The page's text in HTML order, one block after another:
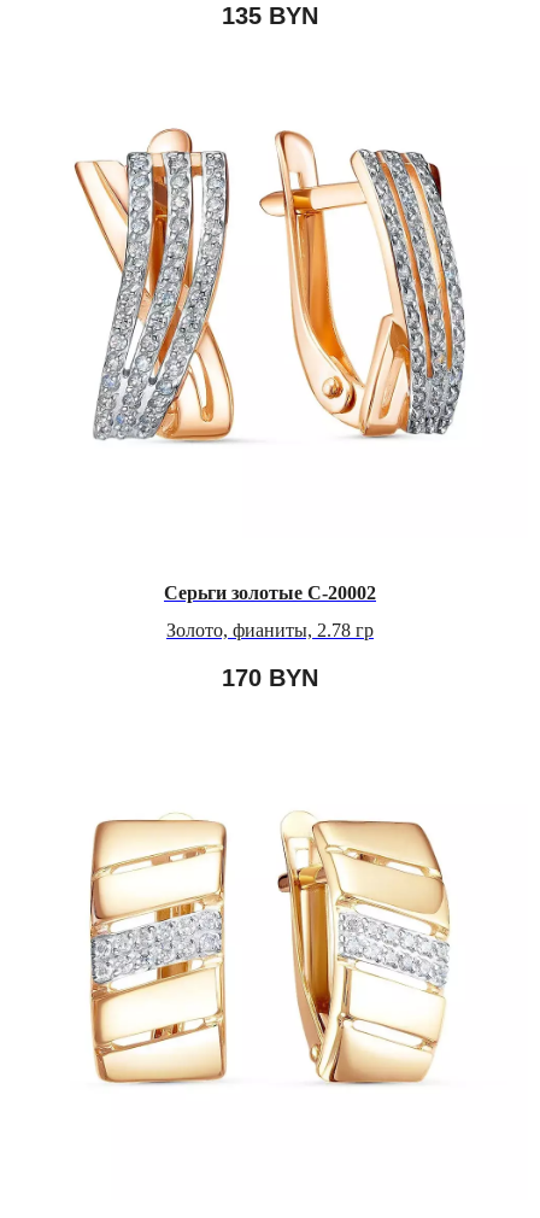
135 BYN
Серьги золотые С-20002
Золото, фианиты, 2.78 гр
170 BYN